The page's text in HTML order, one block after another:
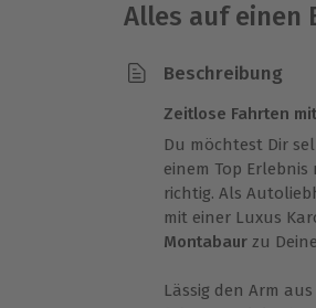
Alles auf einen
Beschreibung
Zeitlose Fahrten
Du möchtest Dir
einem Top
richtig. Als
mit einer Luxus
Montabaur zu
Lässig den Arm